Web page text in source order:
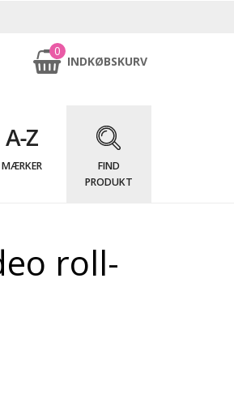
0
INDKØBSKURV
MÆRKER
FIND
PRODUKT
roll-